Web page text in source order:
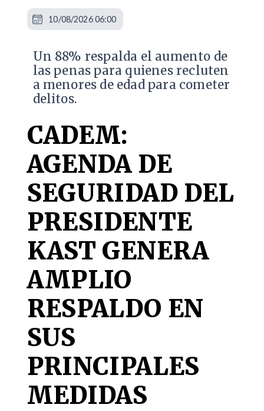
Un 88% respalda el aumento de
las penas para quienes recluten
a menores de edad para cometer
delitos.
CADEM:
AGENDA DE
SEGURIDAD DEL
PRESIDENTE
KAST GENERA
AMPLIO
RESPALDO EN
SUS
PRINCIPALES
MEDIDAS
10/08/2026 06:00